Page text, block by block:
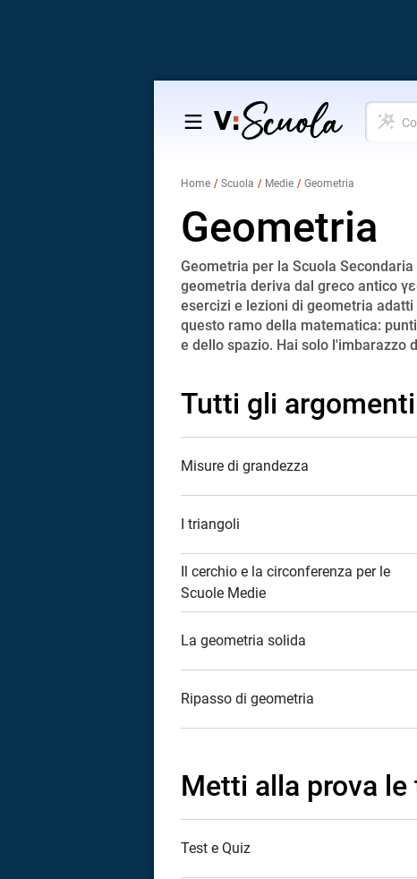
Salta
Cosa
vuoi
Home Scuola Medie Geometria
Geometria
Geometria per la Scuola
geometria deriva dal greco antico
esercizi e lezioni di geometria
questo ramo della matematica:
e dello spazio. Hai solo l'imbarazzo
Tutti gli
Misure di grandezza
I triangoli
Il cerchio e la circonferenza per le
Scuole Medie
La geometria solida
Ripasso di geometria
Metti alla prova
Test e Quiz